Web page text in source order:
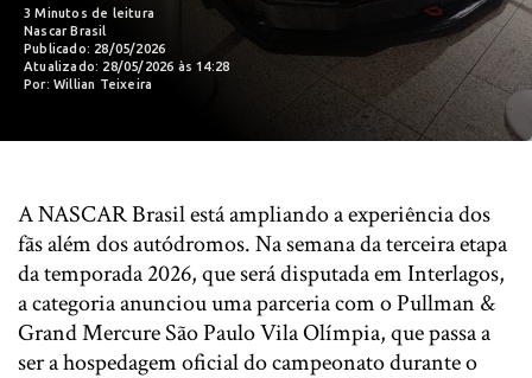
3 Minutos de leitura
Nascar Brasil
Publicado: 28/05/2026
Atualizado: 28/05/2026 às 14:28
Por: Willian Teixeira
A NASCAR Brasil está ampliando a experiência dos
fãs além dos autódromos. Na semana da terceira etapa
da temporada 2026, que será disputada em Interlagos,
a categoria anunciou uma parceria com o Pullman &
Grand Mercure São Paulo Vila Olímpia, que passa a
ser a hospedagem oficial do campeonato durante o